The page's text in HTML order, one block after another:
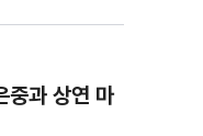
중과 상연 마